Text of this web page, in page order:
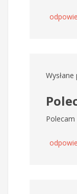
Wysłane
Polecam